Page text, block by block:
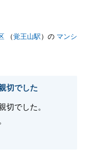
（覚王山駅）の マンシ
切でした
切でした。